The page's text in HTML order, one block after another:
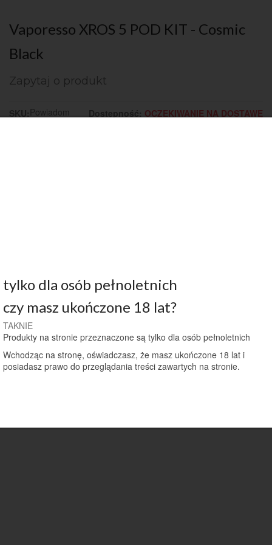
Vaporesso XROS 5 POD KIT - Cosmic
Black
Zapytaj o produkt
Dostępność: OCZEKIWANIE NA DOSTAWĘ
SKU: Powiadom
tylko dla osób pełnoletnich
czy masz ukończone 18 lat?
TAKNIE
Produkty na stronie przeznaczone są tylko dla osób pełnoletnich
Wchodząc na stronę, oświadczasz, że masz ukończone 18 lat i
posiadasz prawo do przeglądania treści zawartych na stronie.